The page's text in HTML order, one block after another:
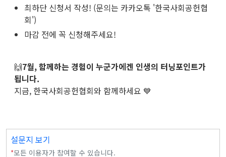
최하단 신청서 작성! (문의는 카카오톡 '한국사회공헌협
회')
마감 전에 꼭 신청해주세요!
🙌7월, 함께하는 경험이 누군가에겐 인생의 터닝포인트가
됩니다.
지금, 한국사회공헌협회와 함께하세요 💙
설문지 보기
*모든 이용자가 참여할 수 있습니다.